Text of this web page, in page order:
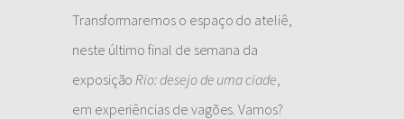
Transformaremos o espaço do ateliê,
neste último final de semana da
exposiçãoRio: desejo de uma ciade,
em experiências de vagões. Vamos?